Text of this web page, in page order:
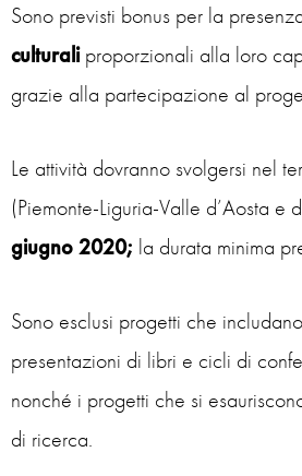
Sono previsti bonus per la
culturaliproporzionali alla loro
grazie alla partecipazione al
Le attività dovranno svolgersi nel
(Piemonte-Liguria-Valle d’Aosta e
giugno 2020; la durata minima
Sono esclusi progetti che
presentazioni di libri e cicli di
nonché i progetti che si
di ricerca.